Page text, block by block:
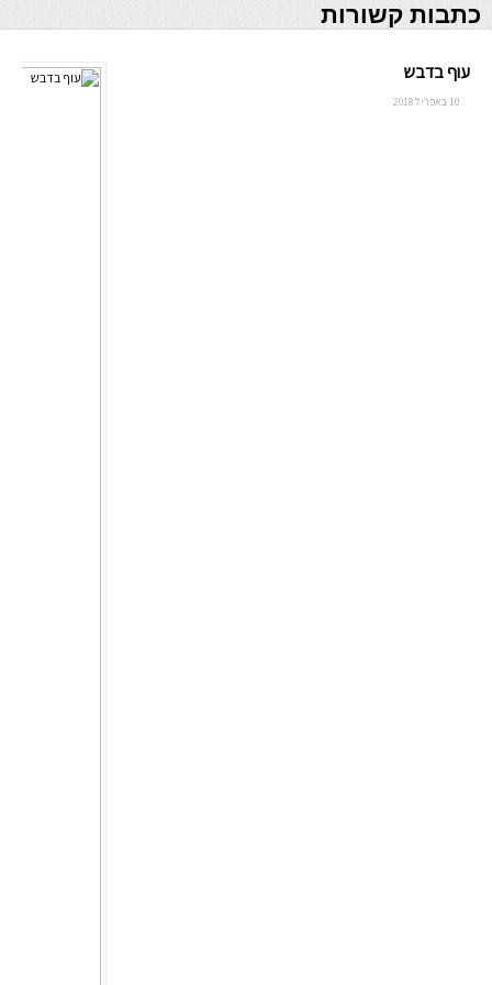
כתבות קשורות
עוף בדבש
10 באפריל 2018